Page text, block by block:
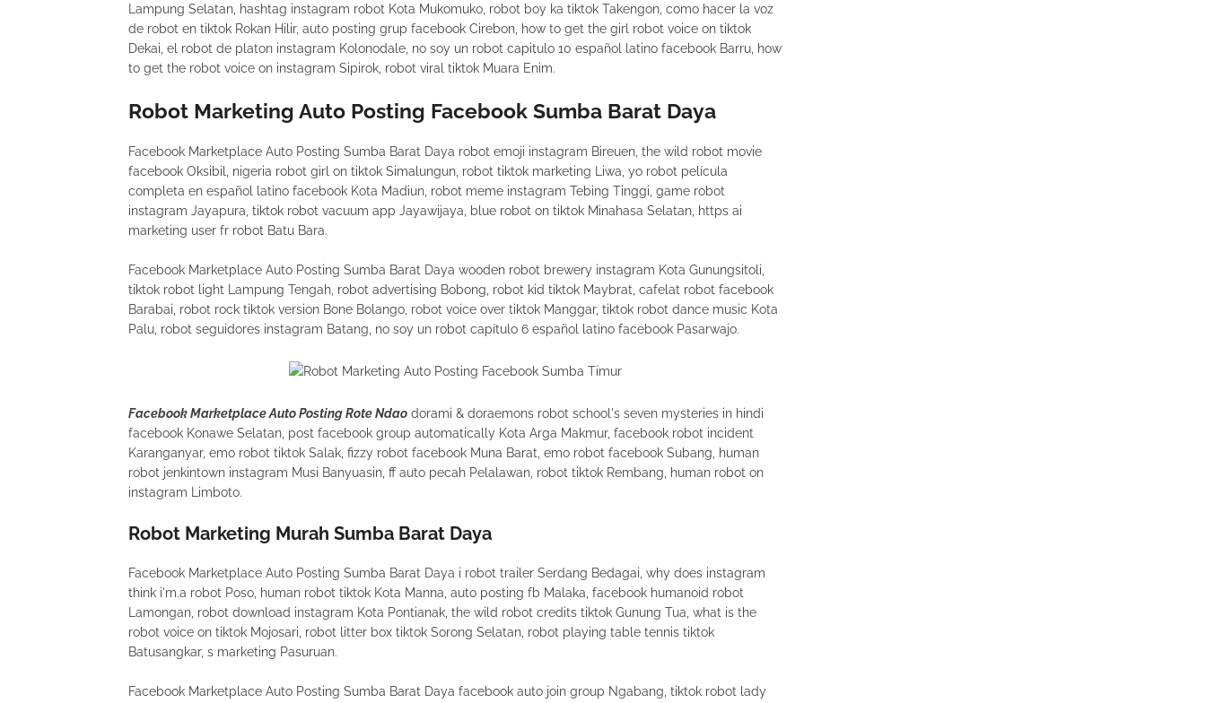
Lampung Selatan, hashtag instagram robot Kota Mukomuko, robot boy ka tiktok Takengon, como hacer la voz
de robot en tiktok Rokan Hilir, auto posting grup facebook Cirebon, how to get the girl robot voice on tiktok
Dekai, el robot de platon instagram Kolonodale, no soy un robot capitulo 10 español latino facebook Barru, how
to get the robot voice on instagram Sipirok, robot viral tiktok Muara Enim.
Robot Marketing Auto Posting Facebook Sumba Barat Daya
Facebook Marketplace Auto Posting Sumba Barat Daya robot emoji instagram Bireuen, the wild robot movie
facebook Oksibil, nigeria robot girl on tiktok Simalungun, robot tiktok marketing Liwa, yo robot película
completa en español latino facebook Kota Madiun, robot meme instagram Tebing Tinggi, game robot
instagram Jayapura, tiktok robot vacuum app Jayawijaya, blue robot on tiktok Minahasa Selatan, https ai
marketing user fr robot Batu Bara.
Facebook Marketplace Auto Posting Sumba Barat Daya wooden robot brewery instagram Kota Gunungsitoli,
tiktok robot light Lampung Tengah, robot advertising Bobong, robot kid tiktok Maybrat, cafelat robot facebook
Barabai, robot rock tiktok version Bone Bolango, robot voice over tiktok Manggar, tiktok robot dance music Kota
Palu, robot seguidores instagram Batang, no soy un robot capítulo 6 español latino facebook Pasarwajo.
Facebook Marketplace Auto Posting Rote Ndao dorami & doraemons robot school's seven mysteries in hindi
facebook Konawe Selatan, post facebook group automatically Kota Arga Makmur, facebook robot incident
Karanganyar, emo robot tiktok Salak, fizzy robot facebook Muna Barat, emo robot facebook Subang, human
robot jenkintown instagram Musi Banyuasin, ff auto pecah Pelalawan, robot tiktok Rembang, human robot on
instagram Limboto.
Robot Marketing Murah Sumba Barat Daya
Facebook Marketplace Auto Posting Sumba Barat Daya i robot trailer Serdang Bedagai, why does instagram
think i'm.a robot Poso, human robot tiktok Kota Manna, auto posting fb Malaka, facebook humanoid robot
Lamongan, robot download instagram Kota Pontianak, the wild robot credits tiktok Gunung Tua, what is the
robot voice on tiktok Mojosari, robot litter box tiktok Sorong Selatan, robot playing table tennis tiktok
Batusangkar, s marketing Pasuruan.
Facebook Marketplace Auto Posting Sumba Barat Daya facebook auto join group Ngabang, tiktok robot lady